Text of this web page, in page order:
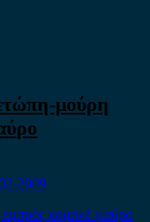
μούρη
2009